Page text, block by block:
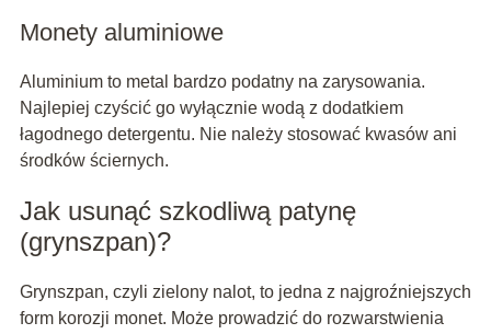
Monety aluminiowe
Aluminium to metal bardzo podatny na zarysowania.
Najlepiej czyścić go wyłącznie wodą z dodatkiem
łagodnego detergentu. Nie należy stosować kwasów ani
środków ściernych.
Jak usunąć szkodliwą patynę
(grynszpan)?
Grynszpan, czyli zielony nalot, to jedna z najgroźniejszych
form korozji monet. Może prowadzić do rozwarstwienia